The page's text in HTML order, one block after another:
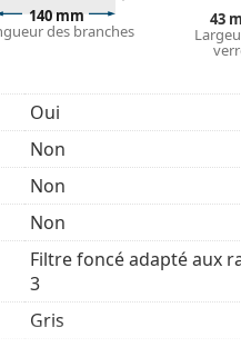
140 mm
des branches
43
Oui
Non
Non
Non
Filtre foncé adapté aux
3
Gris